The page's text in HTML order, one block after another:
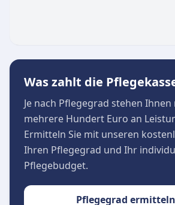
Was zahlt die
Je nach Pflegegrad stehen
mehrere Hundert Euro an
Ermitteln Sie mit unseren
Ihren Pflegegrad und Ihr
Pflegebudget.
Pflegegrad ermitteln